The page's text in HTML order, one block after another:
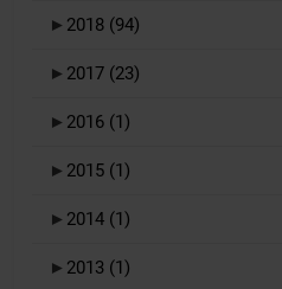
► 2018 (94)
► 2017 (23)
► 2016 (1)
► 2015 (1)
► 2014 (1)
► 2013 (1)